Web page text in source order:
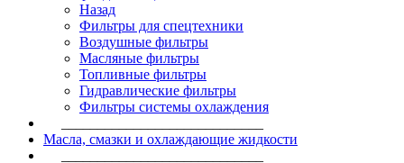
Назад
Фильтры для спецтехники
Воздушные фильтры
Масляные фильтры
Топливные фильтры
Гидравлические фильтры
Фильтры системы охлаждения
Масла, смазки и охлаждающие жидкости